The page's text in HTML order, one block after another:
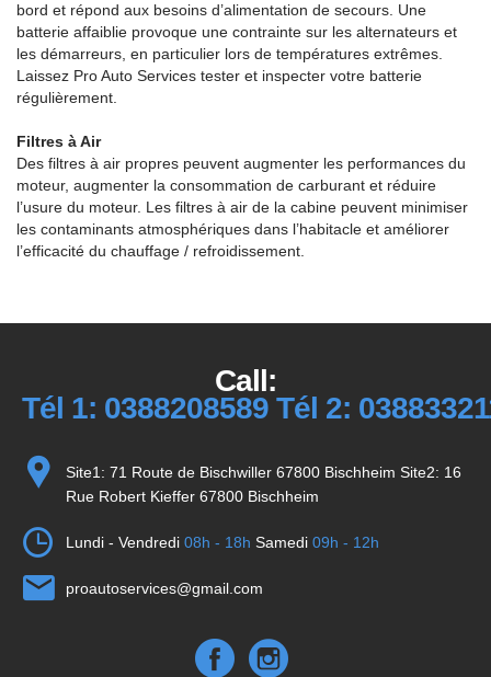
bord et répond aux besoins d’alimentation de secours. Une
batterie affaiblie provoque une contrainte sur les alternateurs et
les démarreurs, en particulier lors de températures extrêmes.
Laissez Pro Auto Services tester et inspecter votre batterie
régulièrement.
Filtres à Air
Des filtres à air propres peuvent augmenter les performances du
moteur, augmenter la consommation de carburant et réduire
l’usure du moteur. Les filtres à air de la cabine peuvent minimiser
les contaminants atmosphériques dans l’habitacle et améliorer
l’efficacité du chauffage / refroidissement.
Call:
Tél 1: 0388208589 Tél 2:
Site1: 71 Route de Bischwiller 67800 Bischheim Site2: 16
Rue Robert Kieffer 67800 Bischheim
Lundi - Vendredi 08h - 18h Samedi 09h - 12h
proautoservices@gmail.com